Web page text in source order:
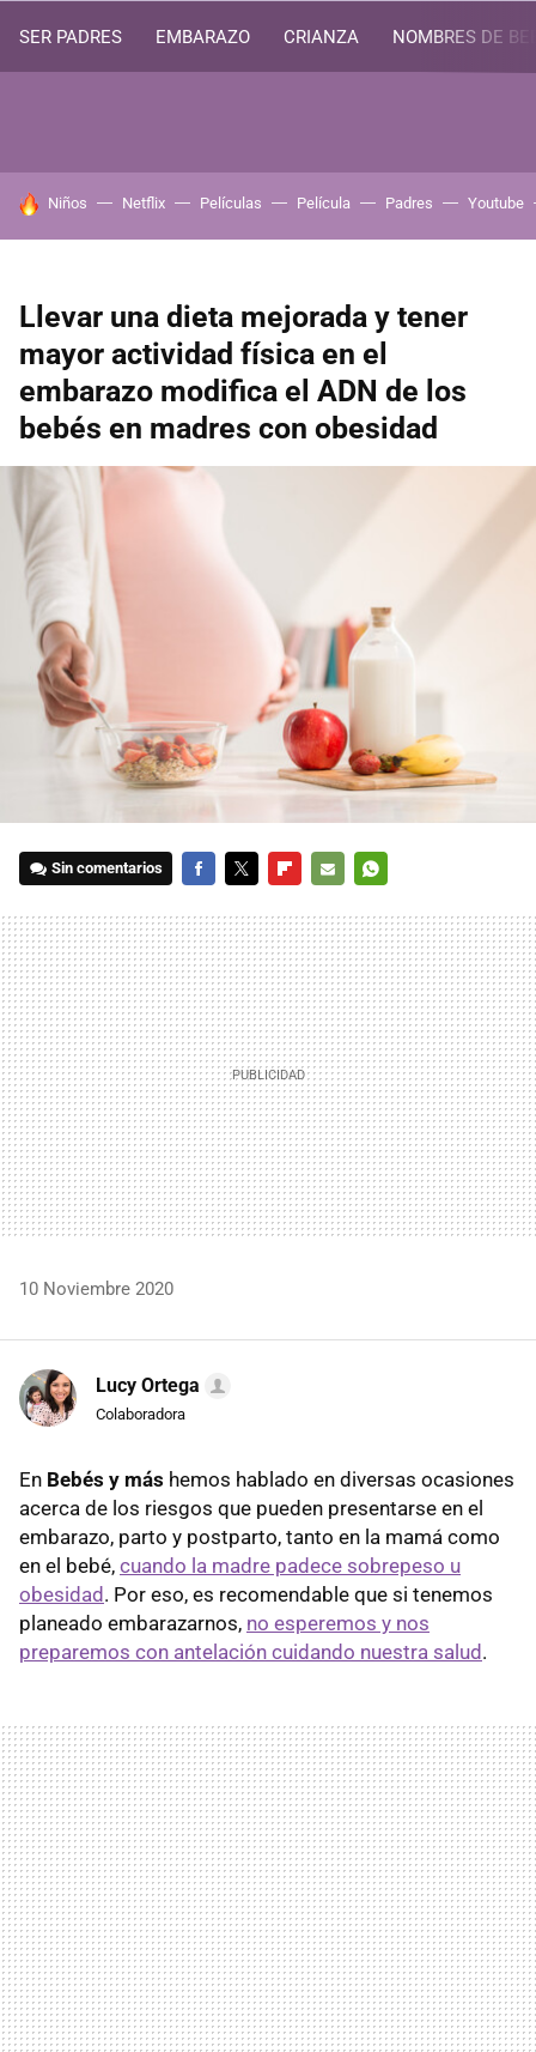
SER PADRES EMBARAZO CRIANZA NOMBRES DE
HOY SE HABLA DE
Niños Netflix Películas Película Padres Youtube
Llevar una dieta mejorada y tener
mayor actividad física en el
embarazo modifica el ADN de los
bebés en madres con obesidad
Sin comentarios
MAIL
10 Noviembre 2020
Lucy Ortega
Colaboradora
En Bebés y más hemos hablado en diversas ocasiones
acerca de los riesgos que pueden presentarse en el
embarazo, parto y postparto, tanto en la mamá como
en el bebé, cuando la madre padece sobrepeso u
obesidad. Por eso, es recomendable que si tenemos
planeado embarazarnos, no esperemos y nos
preparemos con antelación cuidando nuestra salud.